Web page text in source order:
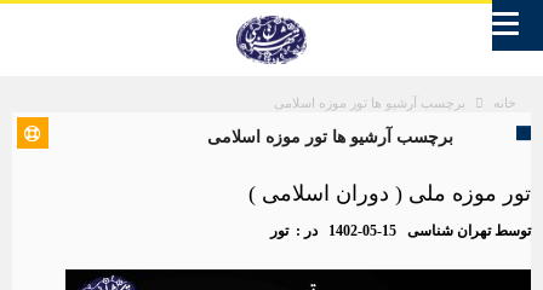
خانه برچسب آرشیو ها تور موزه اسلامی
برچسب آرشیو ها تور موزه اسلامی
تور موزه ملی ( دوران اسلامی )
توسطتهران شناسی 1402-05-15 در :تور